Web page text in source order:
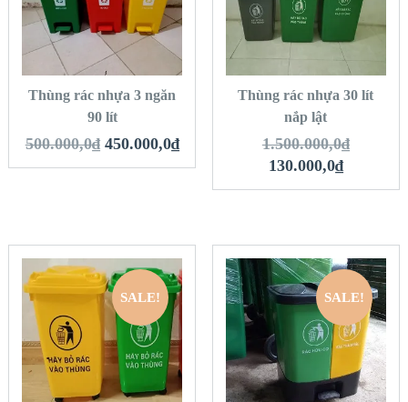
VIEW DETAILS
THÊM VÀO GIỎ
HÀNG
Thùng rác nhựa 3 ngăn
90 lít
500.000,0₫ 450.000,0₫
VIEW DETAILS
THÊM VÀO GIỎ
HÀNG
Thùng rác nhựa 30 lít
nắp lật
1.500.000,0₫
130.000,0₫
SALE!
QUICK LOOK
VIEW DETAILS
THÊM VÀO GIỎ
SALE!
QUICK LOOK
VIEW DETAILS
THÊM VÀO GIỎ